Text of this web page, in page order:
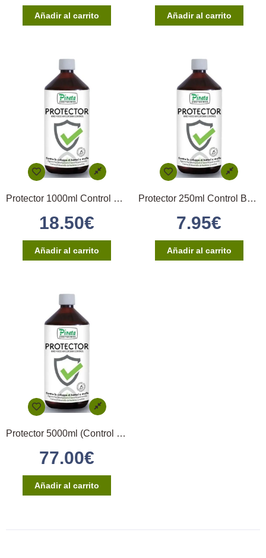
Añadir al carrito Añadir al carrito
Protector 1000ml Control Bacteria y Hongos Pineta)
18.50€
Añadir al carrito
Protector 250ml Control Bacteria y Hongos Pineta
7.95€
Añadir al carrito
Protector 5000ml (Control Bacteria y Hongos)
77.00€
Añadir al carrito